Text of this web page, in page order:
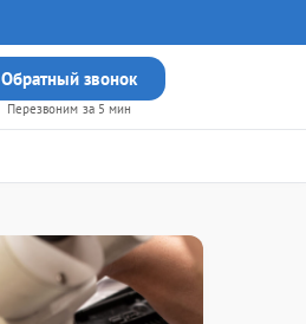
Обратный звонок
Перезвоним за 5 мин